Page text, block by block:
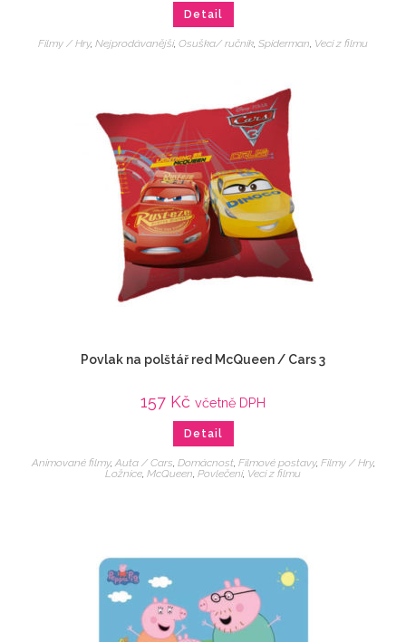
Detail
Filmy / Hry, Nejprodávanější, Osuška/ ručník, Spiderman, Veci z filmu
Povlak na polštář red McQueen / Cars 3
157 Kč včetně DPH
Detail
Animované filmy, Auta / Cars Domácnost, Filmové postavy, Filmy / Hry,
Ložnice McQueen Povlečení, Veci z filmu